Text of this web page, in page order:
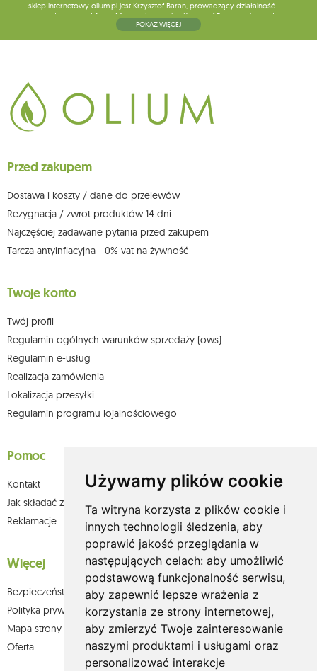
Używamy plików cookie
Ta witryna korzysta z plików cookie i
innych technologii śledzenia, aby
poprawić jakość przeglądania w
następujących celach: aby umożliwić
podstawową funkcjonalność serwisu,
aby zapewnić lepsze wrażenia z
korzystania ze strony internetowej,
aby zmierzyć Twoje zainteresowanie
naszymi produktami i usługami oraz
personalizować interakcje
sklep internetowy olium.pl jest Krzysztof Baran, prowadzący działalność
gospodarczą pod firmą: Mouton Interactive Krzysztof Baran wpisaną do
Centralnej Ewidencji i Informacji o Działalności Gospodarczej, adres
głównego miejsca wykonywania działalności w Siedlcach, ul. Starowiejska
Dane będą przetwarzane w celu wysyłki newslettera i przechowywane do
chwili rezygnacji z subskrypcji.
Przysługuje Ci prawo do żądania dostępu do swoich danych osobowych,
ich sprostowania, usunięcia, ograniczenia przetwarzania, wniesienia
sprzeciwu wobec przetwarzania swoich danych oraz prawo do
którego dokonano na podstawie zgody przed jej cofnięciem. W tym celu
możesz kontaktować się z działem obsługi klienta Mouton Interactive pod
Więcej informacji: www.mouton.pl/ODO
POKAŻ WIĘCEJ
Przed zakupem
Dostawa i koszty / dane do przelewów
Rezygnacja / zwrot produktów 14 dni
Najczęściej zadawane pytania przed zakupem
Tarcza antyinflacyjna - 0% vat na żywność
Twoje konto
Twój profil
Regulamin ogólnych warunków sprzedaży (ows)
Regulamin e-usług
Realizacja zamówienia
Lokalizacja przesyłki
Regulamin programu lojalnościowego
Pomoc
Kontakt
Jak składać zamówienia w sklepie olium.pl?
Reklamacje
Więcej
Bezpieczeństwo płatności
Polityka prywatności
Mapa strony
Oferta